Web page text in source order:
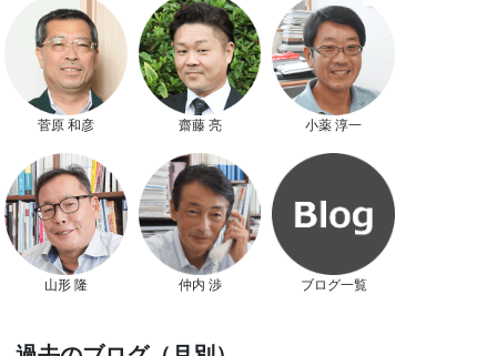
菅原 和彦 齋藤 亮 小薬 淳一
山形 隆 仲内 渉 ブログ一覧